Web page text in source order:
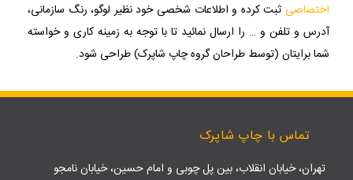
اختصاصی ثبت کرده و اطلاعات شخصی خود نظیر لوگو، رنگ سازمانی،
آدرس و تلفن و … را ارسال نمائید تا با توجه به زمینه کاری و خواسته
شما برایتان (توسط طراحان گروه چاپ شاپرک) طراحی شود.
تماس با چاپ شاپرک
تهران، خیابان انقلاب، بین پل چوبی و امام حسین، خیابان نامجو